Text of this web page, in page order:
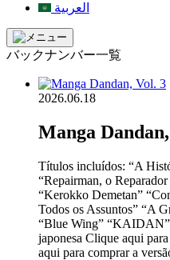
العربية
バックナンバー一覧
2026.06.18
Manga
Títulos incluídos: “A
“Repairman, o
“Kerokko Demetan”
Todos os Assuntos” “A
“Blue Wing” “KAIDAN”
japonesa Clique aqui
aqui para comprar a